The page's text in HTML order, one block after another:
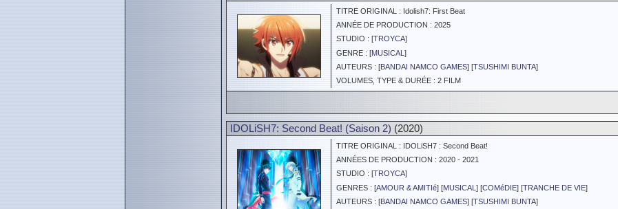
TITRE ORIGINAL : Idolish7: First Beat
ANNÉE DE PRODUCTION : 2025
STUDIO : [TROYCA]
GENRE : [MUSICAL ]
AUTEURS : [BANDAI NAMCO GAMES] [TSUSHIMI BUNTA]
VOLUMES, TYPE & DURÉE : 2 FILM
IDOLiSH7: Second Beat! (Saison 2) (2020)
TITRE ORIGINAL : IDOLiSH7 : Second Beat!
ANNÉES DE PRODUCTION : 2020 - 2021
STUDIO : [TROYCA]
GENRES : [AMOUR & AMITIé] [MUSICAL ] [COMéDIE] [TRANCHE DE VIE]
AUTEURS : [BANDAI NAMCO GAMES] [TSUSHIMI BUNTA]